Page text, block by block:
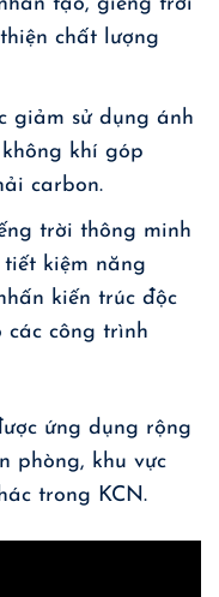
chất lượng
giảm sử dụng ánh
khí góp
carbon.
trời thông minh
kiệm năng
kiến trúc độc
các công trình
ứng dụng rộng
phòng, khu vực
trong KCN.